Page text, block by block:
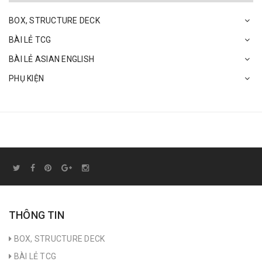
BOX, STRUCTURE DECK
BÀI LẺ TCG
BÀI LẺ ASIAN ENGLISH
PHỤ KIỆN
THÔNG TIN
BOX, STRUCTURE DECK
BÀI LẺ TCG